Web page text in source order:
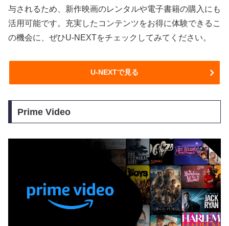
与されるため、新作映画のレンタルや電子書籍の購入にも
活用可能です。充実したコンテンツをお得に体験できるこ
の機会に、ぜひU-NEXTをチェックしてみてください。
U-NEXTで見る
Prime Video